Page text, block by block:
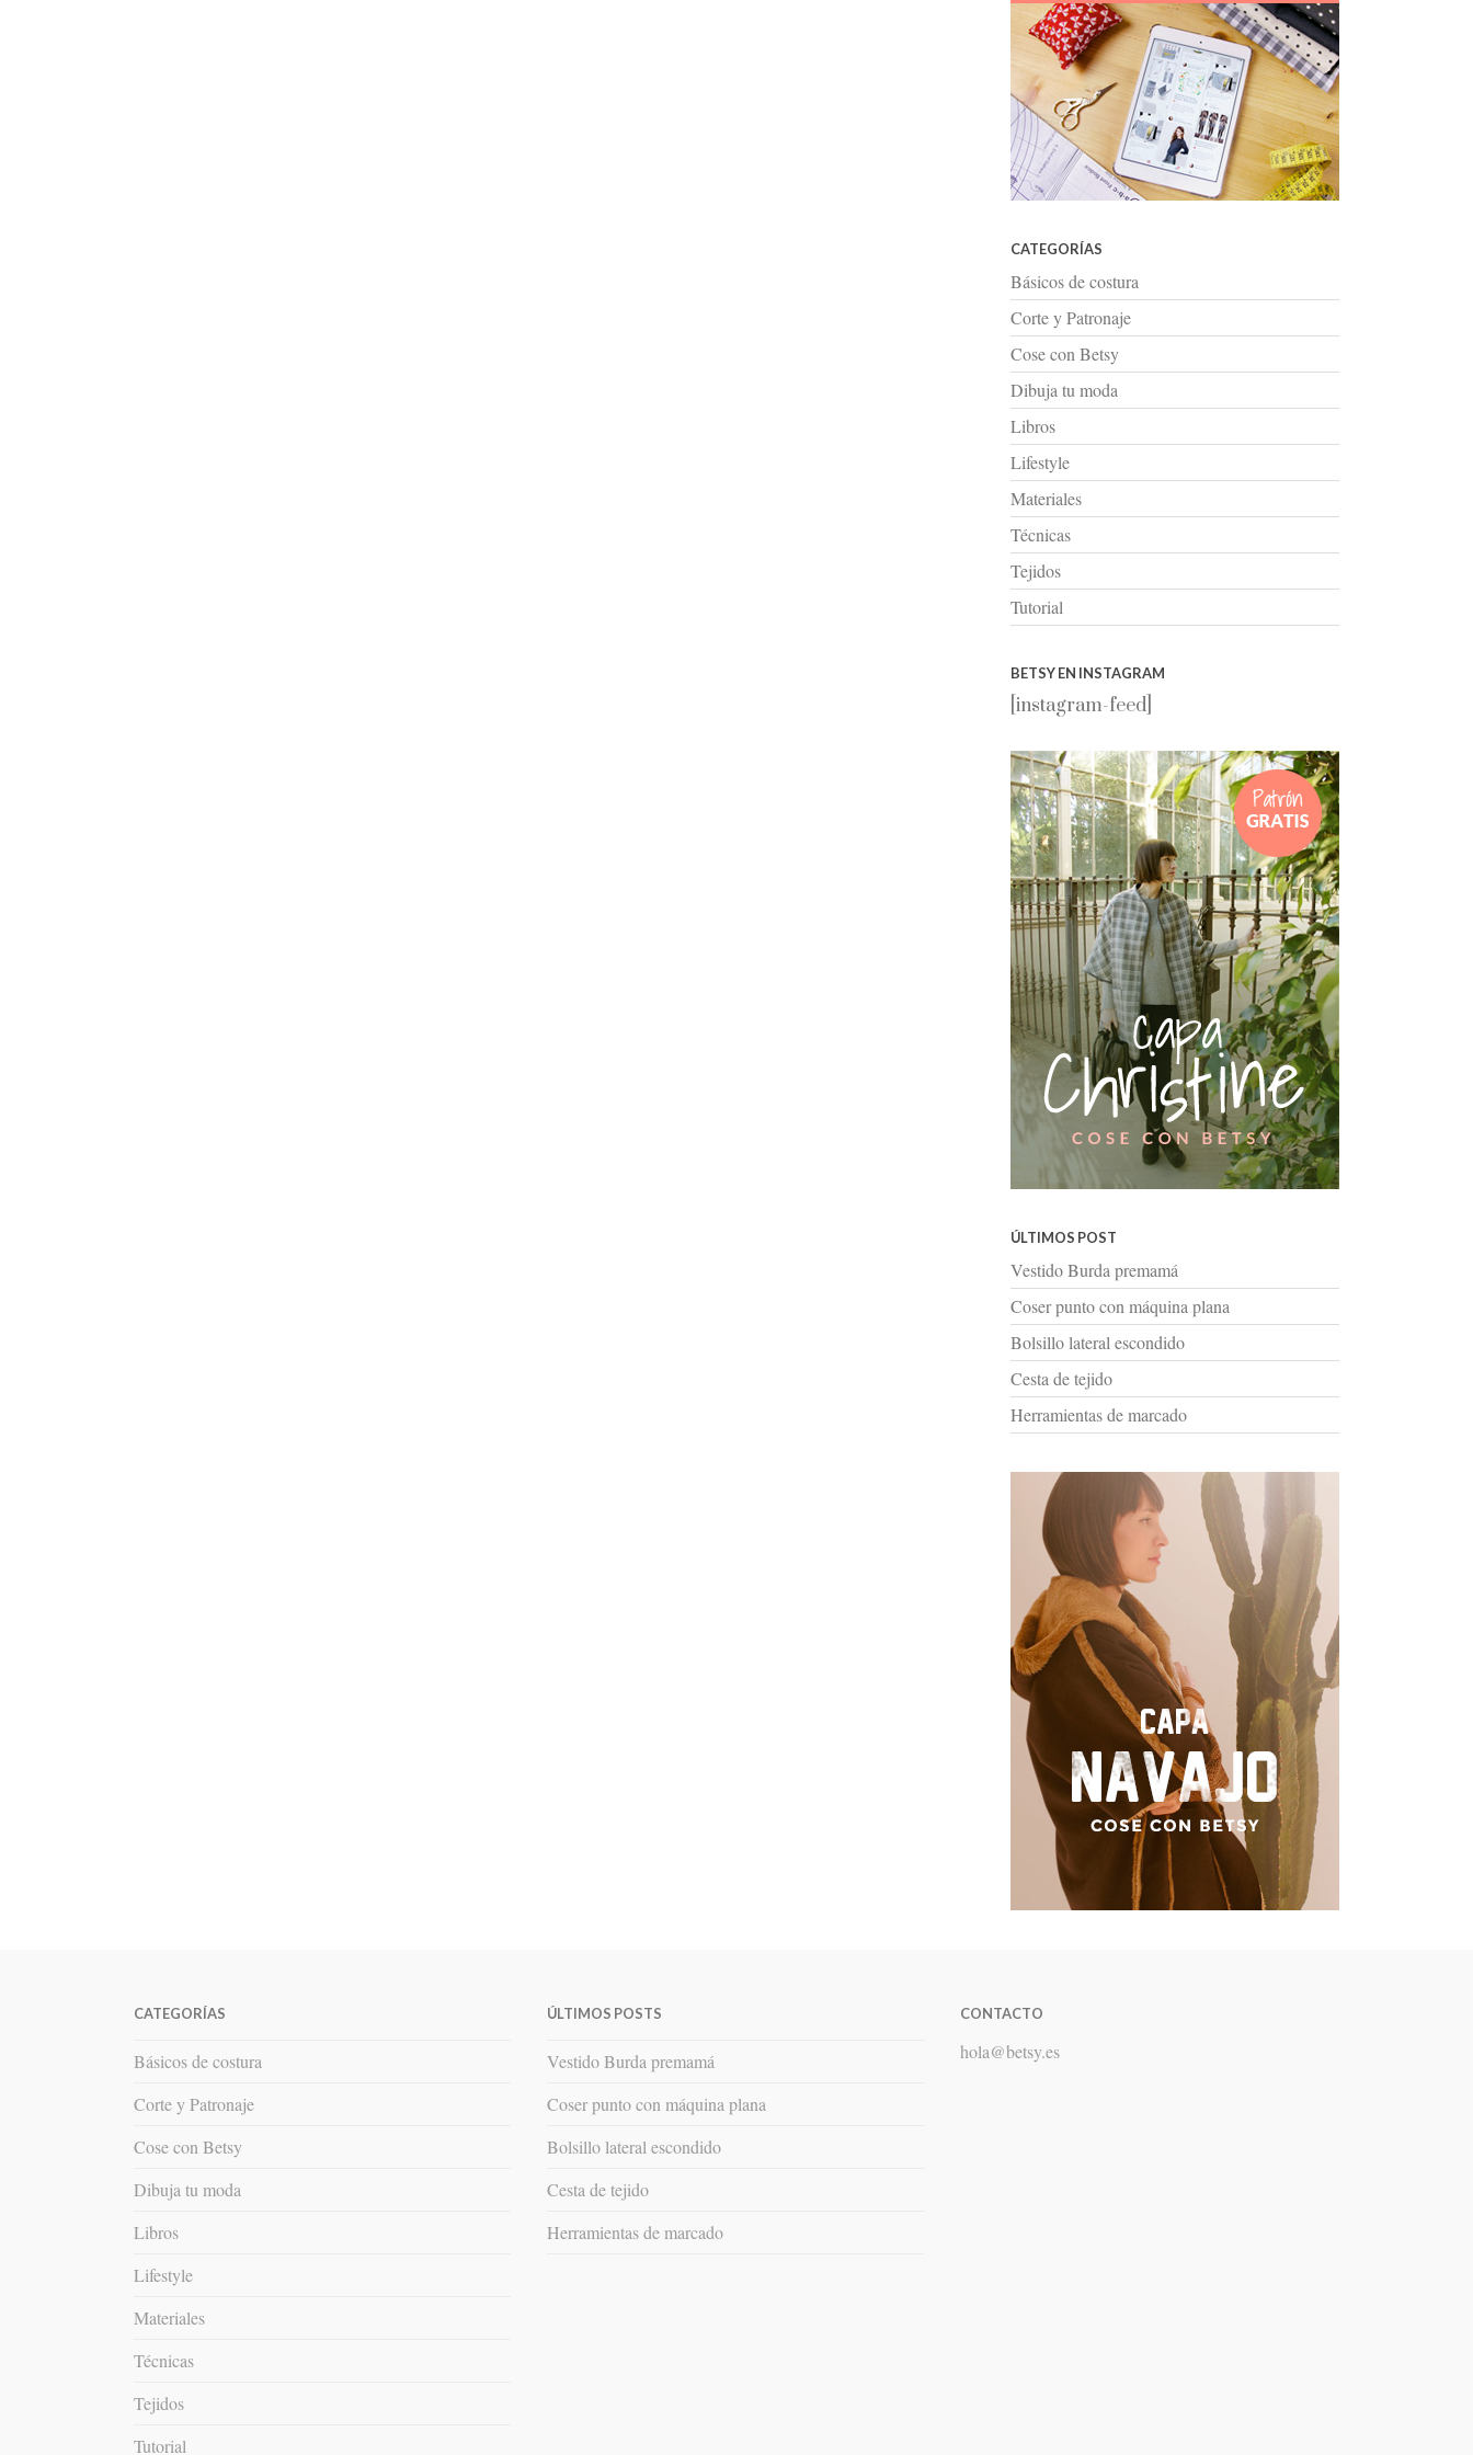
CATEGORÍAS
Básicos de costura
Corte y Patronaje
Cose con Betsy
Dibuja tu moda
Libros
Lifestyle
Materiales
Técnicas
Tejidos
Tutorial
BETSY EN INSTAGRAM
[instagram-feed]
ÚLTIMOS POST
Vestido Burda premamá
Coser punto con máquina plana
Bolsillo lateral escondido
Cesta de tejido
Herramientas de marcado
CATEGORÍAS
Básicos de costura
Corte y Patronaje
Cose con Betsy
Dibuja tu moda
Libros
Lifestyle
Materiales
Técnicas
Tejidos
Tutorial
ÚLTIMOS POSTS
Vestido Burda premamá
Coser punto con máquina plana
Bolsillo lateral escondido
Cesta de tejido
Herramientas de marcado
CONTACTO
hola@betsy.es